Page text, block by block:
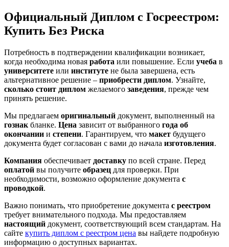
Официальный Диплом с Госреестром:
Купить Без Риска
Потребность в подтверждении квалификации возникает,
когда необходима новая работа или повышение. Если учеба в
университете или институте не была завершена, есть
альтернативное решение – приобрести диплом. Узнайте,
сколько стоит диплом желаемого заведения, прежде чем
принять решение.
Мы предлагаем оригинальный документ, выполненный на
гознак бланке. Цена зависит от выбранного года об
окончании и степени. Гарантируем, что макет будущего
документа будет согласован с вами до начала изготовления.
Компания обеспечивает доставку по всей стране. Перед
оплатой вы получите образец для проверки. При
необходимости, возможно оформление документа с
проводкой.
Важно понимать, что приобретение документа с реестром
требует внимательного подхода. Мы предоставляем
настоящий документ, соответствующий всем стандартам. На
сайте купить диплом с реестром цена вы найдете подробную
информацию о доступных вариантах.